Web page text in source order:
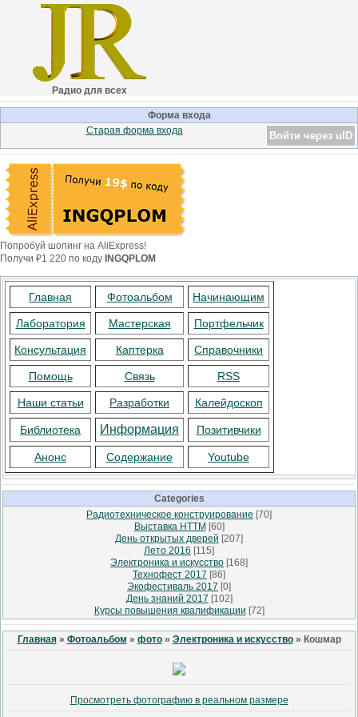
Радио для всех
Форма входа
Войти через uID
Старая форма входа
Попробуй шопинг на AliExpress!
Получи ₽1 220 по коду INGQPLOM
Главная Фотоальбом Начинающим
Лаборатория Мастерская Портфельчик
Консультация Каптерка Справочники
Помощь Связь RSS
Наши статьи Разработки Калейдоскоп
Библиотека Информация Позитивчики
Анонс Содержание Youtube
Categories
Радиотехническое конструирование [70]
Выставка НТТМ [60]
День открытых дверей [207]
Лето 2016 [115]
Электроника и искусство [168]
Технофест 2017 [86]
Экофестиваль 2017 [0]
День знаний 2017 [102]
Курсы повышения квалификации [72]
Главная» Фотоальбом » фото» Электроника и искусство» Кошмар
Просмотреть фотографию в реальном размере